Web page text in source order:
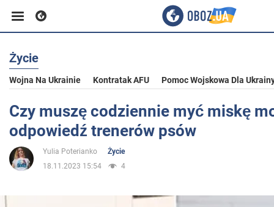
Biznes
Sport
Rozrywka
Życie
Wojna Na Ukrainie Kontratak AFU Pomoc Wojskowa Dla
Czy muszę codziennie myć miskę
odpowiedź trenerów psów
Yulia Poterianko
Życie
18.11.2023 15:54
4